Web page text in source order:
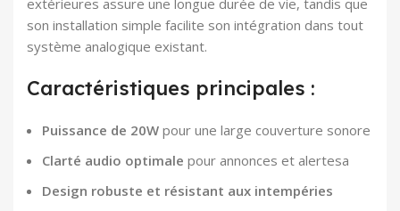
extérieures assure une longue durée de vie, tandis que
son installation simple facilite son intégration dans tout
système analogique existant.
Caractéristiques principales :
Puissance de 20W pour une large couverture sonore
Clarté audio optimale pour annonces et alertesa
Design robuste et résistant aux intempéries